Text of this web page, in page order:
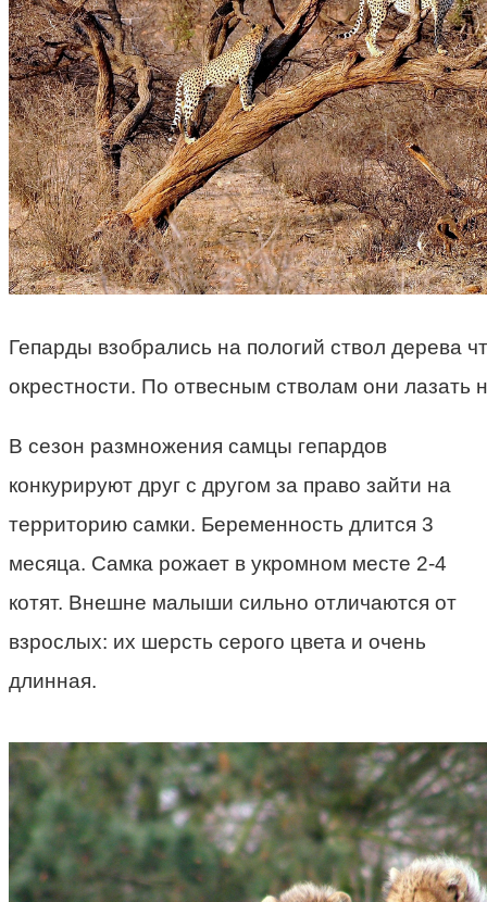
Гепарды взобрались на пологий ствол дерева
окрестности. По отвесным стволам они лазать
В сезон размножения самцы гепардов
конкурируют друг с другом за право зайти на
территорию самки. Беременность длится 3
месяца. Самка рожает в укромном месте 2-4
котят. Внешне малыши сильно отличаются от
взрослых: их шерсть серого цвета и очень
длинная.